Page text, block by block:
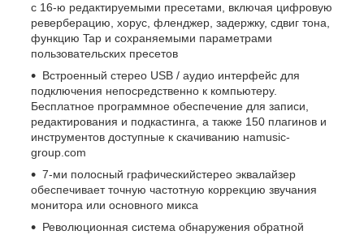
с 16-ю редактируемыми пресетами, включая цифровую
реверберацию, хорус, фленджер, задержку, сдвиг тона,
функцию Tap и сохраняемыми параметрами
пользовательских пресетов
Встроенный стерео USB / аудио интерфейс для
подключения непосредственно к компьютеру.
Бесплатное программное обеспечение для записи,
редактирования и подкастинга, а также 150 плагинов и
инструментов доступные к скачиванию наmusic-
group.com
7-ми полосный графическийстерео эквалайзер
обеспечивает точную частотную коррекцию звучания
монитора или основного микса
Революционная система обнаружения обратной